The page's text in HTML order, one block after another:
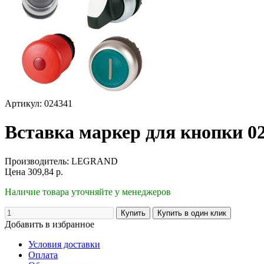
Артикул: 024341
Вставка маркер для кнопки
Производитель: LEGRAND
Цена 309,84 р.
Наличие товара уточняйте у менеджеров
Добавить в избранное
Условия доставки
Оплата